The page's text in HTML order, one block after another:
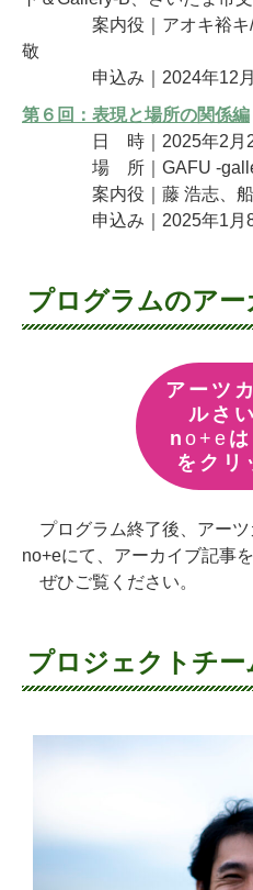
案内役｜アオキ裕キ/新
敬
申込み｜2024年12月6
第６回： 表現と場所の関係編
日 時｜2025年2月22
場 所｜GAFU -
案内役｜藤 浩志、船
申込み｜2025年1月8
プログラムのア
アーツ
ルさ
n o+e
をクリ
プログラム終了後、アー
no+eにて、アーカイブ記事
ぜひご覧ください。
プロジェクトチー